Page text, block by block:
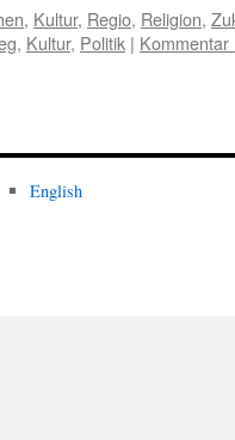
, Kultur, Regio, Religion,
, Kultur, Politik | Kommentar
English